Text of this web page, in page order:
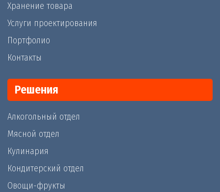
Хранение товара
Услуги проектирования
Портфолио
Контакты
Решения
Алкогольный отдел
Мясной отдел
Кулинария
Кондитерский отдел
Овощи-фрукты